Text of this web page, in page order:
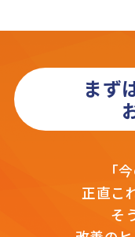
まず
「
正直こ
そ